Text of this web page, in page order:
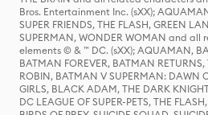
Bros. Entertainment Inc. (sXX);
SUPER FRIENDS, THE FLASH, GREEN
SUPERMAN, WONDER WOMAN and
elements © & ™ DC. (sXX); AQUAMAN,
BATMAN FOREVER, BATMAN
ROBIN, BATMAN V SUPERMAN: DAWN
GIRLS, BLACK ADAM, THE DARK
DC LEAGUE OF SUPER-PETS, THE